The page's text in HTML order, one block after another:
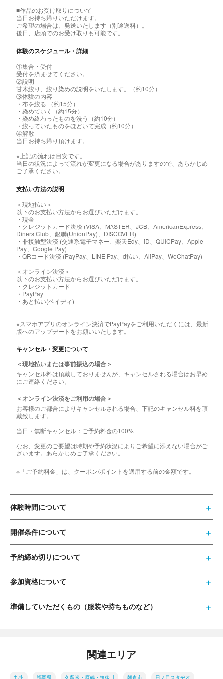
■作品のお受け取りについて
当日お持ち帰りいただけます。
ご希望の場合は、発送いたします（別途送料）。
後日、店頭でのお受け取りも可能です。
体験のスケジュール・詳細
①集合・受付
受付を済ませてください。
②説明
甘木絞り、絞り染めの説明をいたします。（約10分）
③体験の内容
・布を絞る （約15分）
・染めていく（約15分）
・染め終わったものを洗う（約10分）
・絞っていたものをほどいて完成（約10分）
④解散
当日お持ち帰り頂けます。
※上記の流れは目安です。
当日の状況によって流れが変更になる場合がありますので、あらかじめ
ご了承ください。
支払い方法の説明
＜現地払い＞
以下のお支払い方法からお選びいただけます。
・現金
・クレジットカード決済 (VISA、MASTER、JCB、AmericanExpress、
Diners Club、銀聯(UnionPay)、DISCOVER)
・非接触型決済 (交通系電子マネー、楽天Edy、iD、QUICPay、Apple
Pay、Google Pay)
・QRコード決済 (PayPay、LINE Pay、d払い、AliPay、WeChatPay)
＜オンライン決済＞
以下のお支払い方法からお選びいただけます。
・クレジットカード
・PayPay
・あと払い(ペイディ)
※スマホアプリのオンライン決済でPayPayをご利用いただくには、最新
版へのアップデートをお願いいたします。
キャンセル・変更について
＜現地払いまたは事前振込の場合＞
キャンセル料は頂戴しておりませんが、キャンセルされる場合はお早め
にご連絡ください。
＜オンライン決済をご利用の場合＞
お客様のご都合によりキャンセルされる場合、下記のキャンセル料を頂
戴致します。
当日・無断キャンセル：ご予約料金の100%
なお、変更のご要望は時期や予約状況によりご希望に添えない場合がご
ざいます。あらかじめご了承ください。
※「ご予約料金」は、クーポン/ポイントを適用する前の金額です。
体験時間について
開催条件について
予約締め切りについて
参加資格について
準備していただくもの（服装や持ちものなど）
関連エリア
九州 福岡県 久留米・原鶴・筑後川 朝倉市 日ノ目スタヂオ